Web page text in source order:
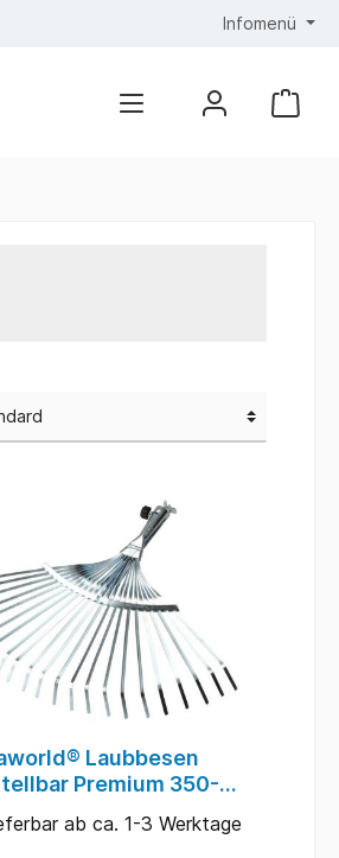
Infomenü
Laubbesen
Premium 350-
ab ca. 1-3 Werktage